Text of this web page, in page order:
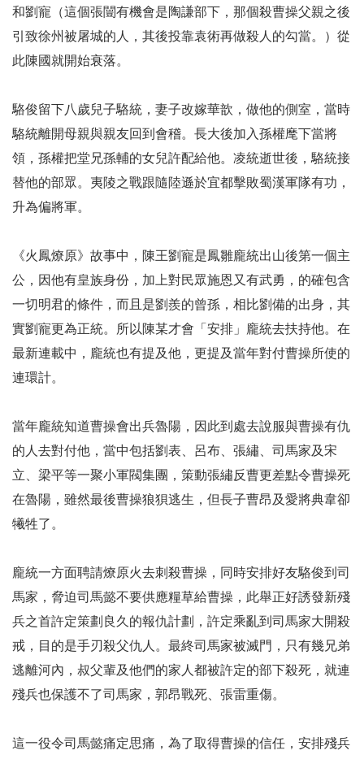
和劉寵（這個張闓有機會是陶謙部下，那個殺曹操父親之後
引致徐州被屠城的人，其後投靠袁術再做殺人的勾當。）從
此陳國就開始衰落。
駱俊留下八歲兒子駱統，妻子改嫁華歆，做他的側室，當時
駱統離開母親與親友回到會稽。長大後加入孫權麾下當將
領，孫權把堂兄孫輔的女兒許配給他。凌統逝世後，駱統接
替他的部眾。夷陵之戰跟隨陸遜於宜都擊敗蜀漢軍隊有功，
升為偏將軍。
《火鳳燎原》故事中，陳王劉寵是鳳雛龐統出山後第一個主
公，因他有皇族身份，加上對民眾施恩又有武勇，的確包含
一切明君的條件，而且是劉羨的曾孫，相比劉備的出身，其
實劉寵更為正統。所以陳某才會「安排」龐統去扶持他。在
最新連載中，龐統也有提及他，更提及當年對付曹操所使的
連環計。
當年龐統知道曹操會出兵魯陽，因此到處去說服與曹操有仇
的人去對付他，當中包括劉表、呂布、張繡、司馬家及宋
立、梁平等一聚小軍閥集團，策動張繡反曹更差點令曹操死
在魯陽，雖然最後曹操狼狽逃生，但長子曹昂及愛將典韋卻
犧牲了。
龐統一方面聘請燎原火去刺殺曹操，同時安排好友駱俊到司
馬家，脅迫司馬懿不要供應糧草給曹操，此舉正好誘發新殘
兵之首許定策劃良久的報仇計劃，許定乘亂到司馬家大開殺
戒，目的是手刃殺父仇人。最終司馬家被滅門，只有幾兄弟
逃離河內，叔父輩及他們的家人都被許定的部下殺死，就連
殘兵也保護不了司馬家，郭昂戰死、張雷重傷。
這一役令司馬懿痛定思痛，為了取得曹操的信任，安排殘兵